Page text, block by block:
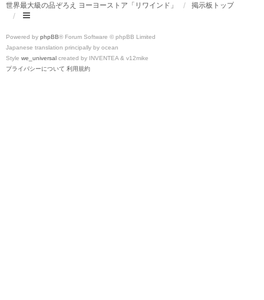
世界最大級の品ぞろえ ヨーヨーストア「リワインド」 掲示板トップ
Powered by phpBB® Forum Software © phpBB Limited
Japanese translation principally by ocean
Style we_universal created by INVENTEA & v12mike
プライバシーについて 利用規約